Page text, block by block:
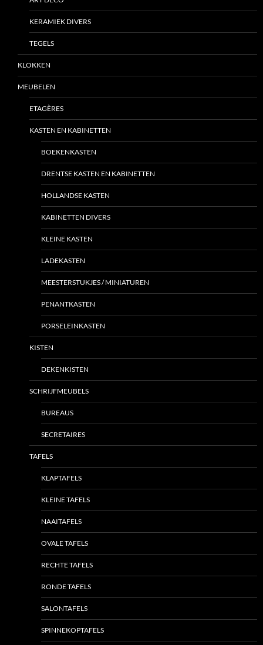
KERAMIEK DIVERS
TEGELS
KLOKKEN
MEUBELEN
ETAGÈRES
KASTEN EN KABINETTEN
BOEKENKASTEN
DRENTSE KASTEN EN KABINETTEN
HOLLANDSE KASTEN
KABINETTEN DIVERS
KLEINE KASTEN
LADEKASTEN
MEESTERSTUKJES / MINIATUREN
PENANTKASTEN
PORSELEINKASTEN
KISTEN
DEKENKISTEN
SCHRIJFMEUBELS
BUREAUS
SECRETAIRES
TAFELS
KLAPTAFELS
KLEINE TAFELS
NAAITAFELS
OVALE TAFELS
RECHTE TAFELS
RONDE TAFELS
SALONTAFELS
SPINNEKOPTAFELS